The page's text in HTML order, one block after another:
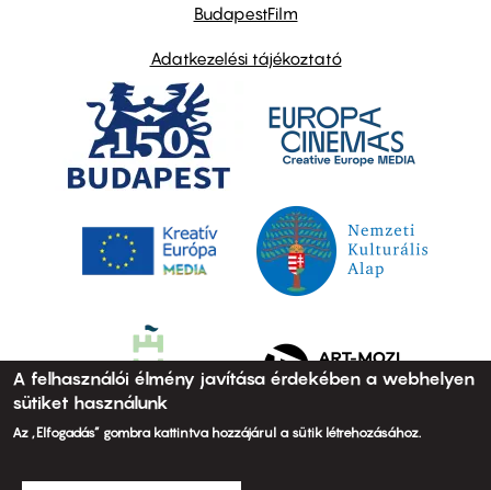
BudapestFilm
Adatkezelési tájékoztató
A felhasználói élmény javítása érdekében a webhelyen
sütiket használunk
Az „Elfogadás” gombra kattintva hozzájárul a sütik létrehozásához.